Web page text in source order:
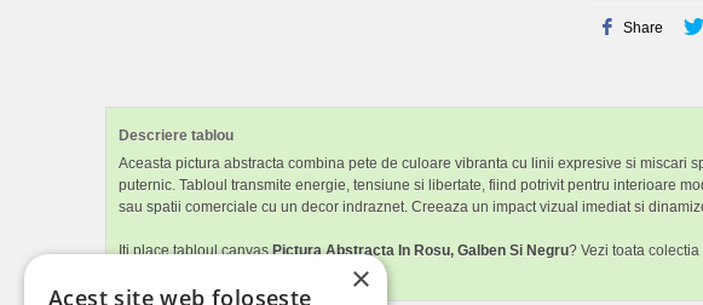
Share
Descriere tablou
Aceasta pictura abstracta combina pete de culoare vibranta cu linii expresive si miscari
puternic. Tabloul transmite energie, tensiune si libertate, fiind potrivit pentru interioare
sau spatii comerciale cu un decor indraznet. Creeaza un impact vizual imediat si
Iti place tabloul canvasPictura Abstracta In Rosu, Galben Si Negru? Vezi toata
×
Acest site web folosește